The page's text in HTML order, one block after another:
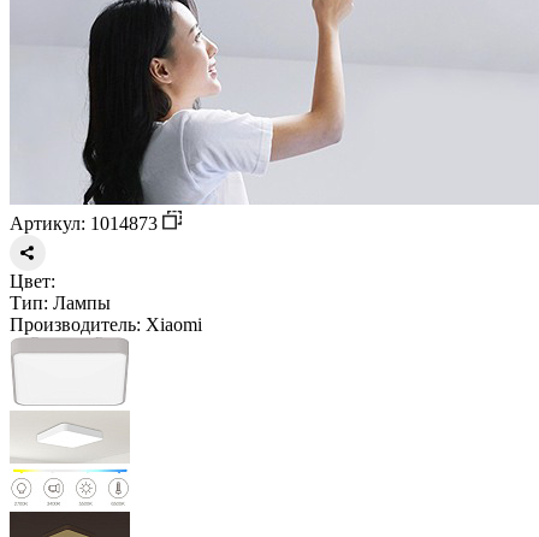
Артикул: 1014873
Цвет:
Тип: Лампы
Производитель: Xiaomi